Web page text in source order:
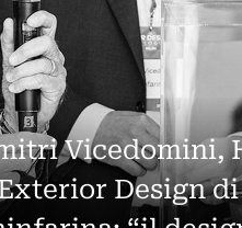
Vicedomini,
Design di